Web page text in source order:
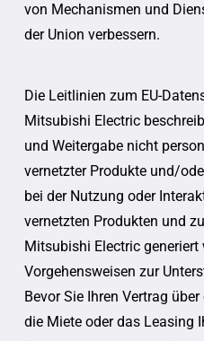
von Mechanismen und
der Union verbessern.
Die Leitlinien zum EU-
Mitsubishi Electric
und Weitergabe nicht
vernetzter Produkte und/
bei der Nutzung oder
vernetzten Produkten und
Mitsubishi Electric generiert
Vorgehensweisen zur
Bevor Sie Ihren Vertrag
die Miete oder das Leasing